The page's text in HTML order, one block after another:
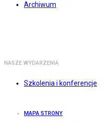
Archiwum
NASZE WYDARZENIA
Szkolenia i konferencje
MAPA STRONY